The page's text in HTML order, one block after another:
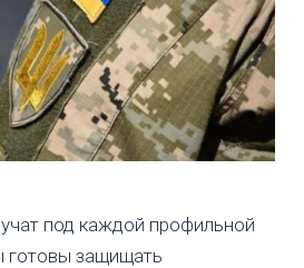
под каждой профильной
готовы защищать